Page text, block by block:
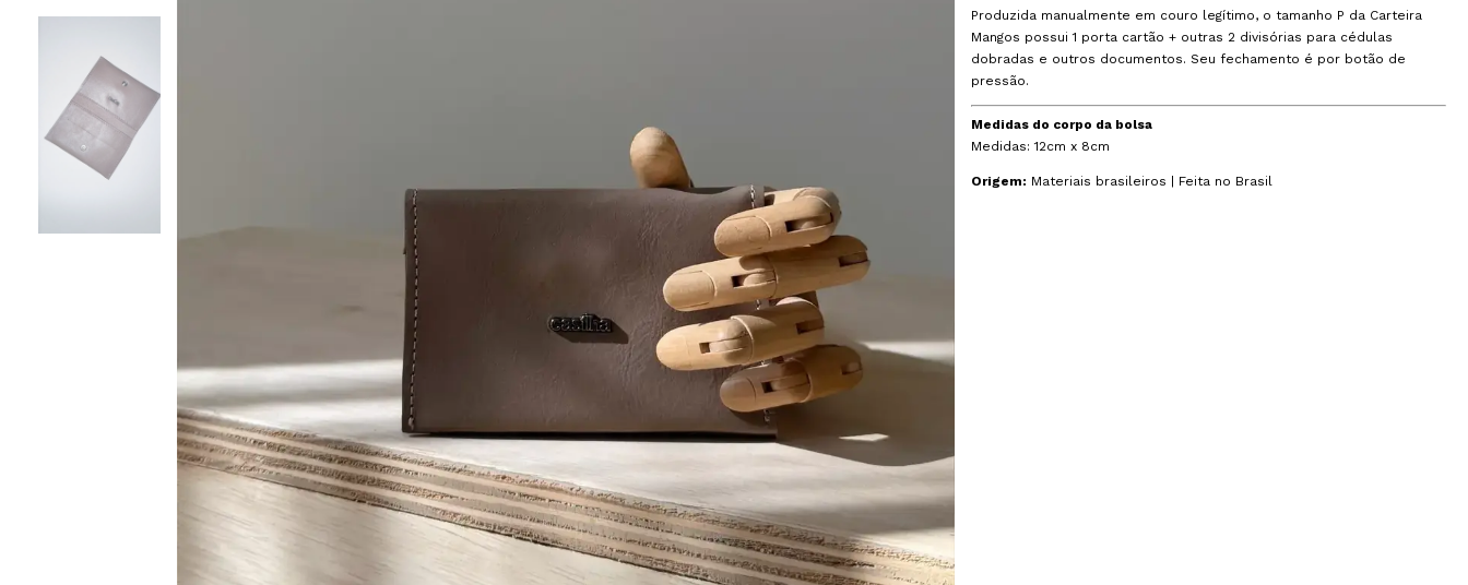
Produzida manualmente em couro legítimo, o tamanho P da Carteira
Mangos possui 1 porta cartão + outras 2 divisórias para cédulas
dobradas e outros documentos. Seu fechamento é por botão de
pressão.
Medidas do corpo da bolsa
Medidas: 12cm x 8cm
Origem: Materiais brasileiros | Feita no Brasil